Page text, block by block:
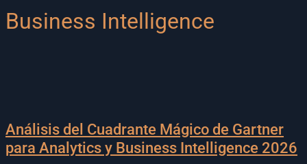
Business Intelligence
Análisis del Cuadrante Mágico de Gartner
para Analytics y Business Intelligence 2026